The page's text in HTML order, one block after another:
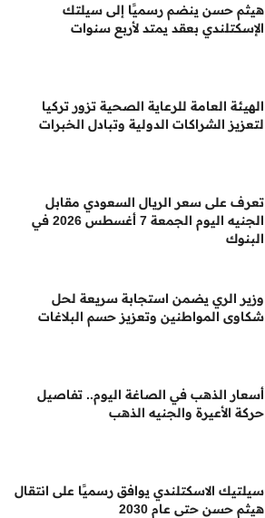
هيثم حسن ينضم رسميًا إلى سيلتك
الإسكتلندي بعقد يمتد لأربع سنوات
الهيئة العامة للرعاية الصحية تزور تركيا
لتعزيز الشراكات الدولية وتبادل الخبرات
تعرف على سعر الريال السعودي مقابل
الجنيه اليوم الجمعة 7 أغسطس 2026 في
البنوك
وزير الري يضمن استجابة سريعة لحل
شكاوى المواطنين وتعزيز حسم البلاغات
أسعار الذهب في الصاغة اليوم.. تفاصيل
حركة الأعيرة والجنيه الذهب
سيلتيك الاسكتلندي يوافق رسميًا على انتقال
هيثم حسن حتى عام 2030